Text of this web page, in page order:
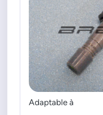
Adaptable à